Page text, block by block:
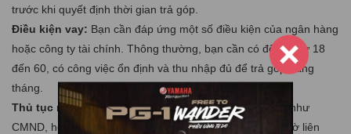
trước khi quyết định thời gian trả góp.
Điều kiện vay: Bạn cần đáp ứng một số điều kiện của ngân hàng
hoặc công ty tài chính. Thông thường, bạn cần có độ tuổi từ 18
đến 60, có công việc ổn định và thu nhập đủ để trả góp hàng
tháng.
Thủ tục mua xe trả góp:Bạn cần chuẩn bị các giấy tờ như
CMND, hộ khẩu, giấy chứng nhận thu nhập và các giấy tờ liên